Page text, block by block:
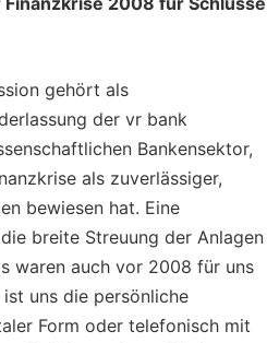
gehört als
der vr bank
Bankensektor,
als zuverlässiger,
bewiesen hat. Eine
breite Streuung der Anlagen
waren auch vor 2008 für uns
uns die persönliche
Form oder telefonisch mit